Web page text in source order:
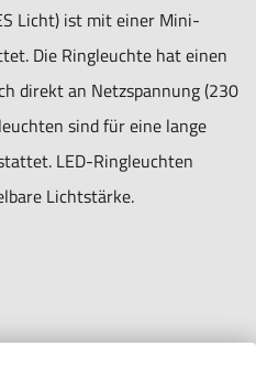
Licht) ist mit einer Mini-
Die Ringleuchte hat einen
direkt an Netzspannung (230
sind für eine lange
LED-Ringleuchten
Lichtstärke.